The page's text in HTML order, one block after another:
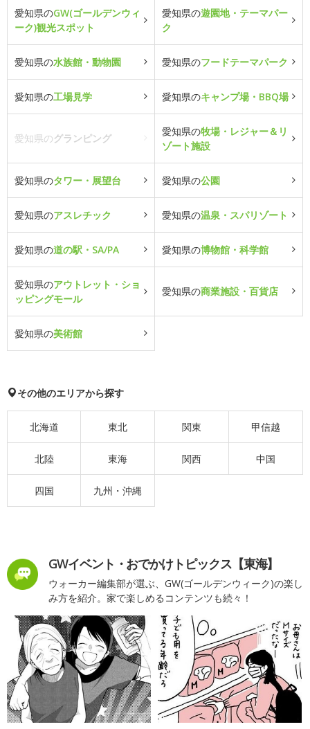
愛知県のGW(ゴールデンウィ
ーク)観光スポット
愛知県の遊園地・テーマパー
ク
愛知県の水族館・動物園 愛知県のフードテーマパーク
愛知県の工場見学 愛知県のキャンプ場・BBQ場
愛知県のグランピング
愛知県の牧場・レジャー＆リ
ゾート施設
愛知県のタワー・展望台 愛知県の公園
愛知県のアスレチック 愛知県の温泉・スパリゾート
愛知県の道の駅・SA/PA 愛知県の博物館・科学館
愛知県のアウトレット・ショ
ッピングモール
愛知県の商業施設・百貨店
愛知県の美術館
その他のエリアから探す
北海道 東北 関東 甲信越
北陸 東海 関西 中国
四国 九州・沖縄
GWイベント・おでかけトピックス【東海】
ウォーカー編集部が選ぶ、GW(ゴールデンウィーク)の楽し
み方を紹介。家で楽しめるコンテンツも続々！